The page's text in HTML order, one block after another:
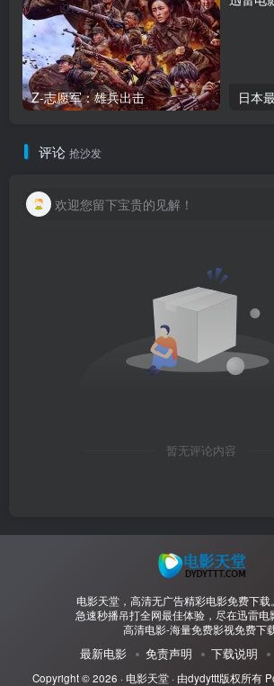
Z-志愿军：雄兵出击 日本
评论 抢沙发
欢迎您留下宝贵的见解！
暂无评论内容
电影天堂，高清无广告精彩电影免费下载
急速秒播吊打全网最佳体验，尽在迅雷电
高清电影-海量免费影视免费下
最新电影 免责声明 下载说明
Copyright © 2026 · 电影天堂· 由dydyttt版权所有